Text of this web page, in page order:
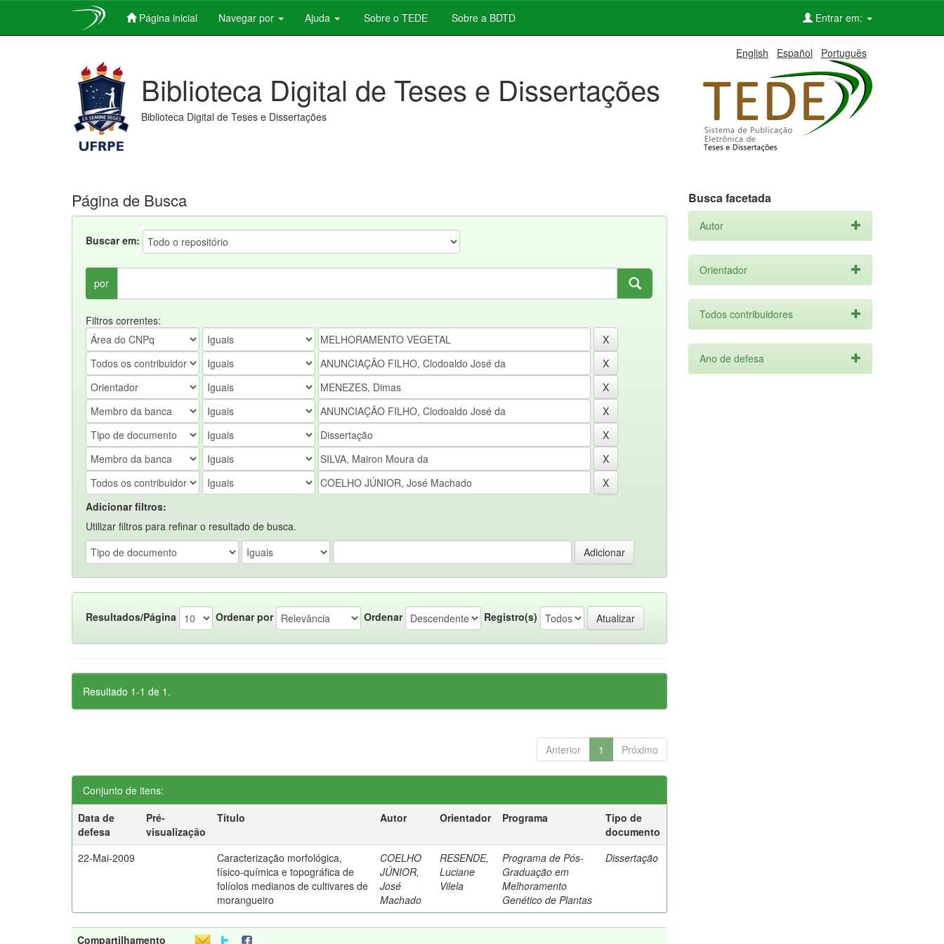
Página inicial Navegar por Ajuda Sobre o TEDE Sobre a BDTD Entrar em:
English Español Português
Biblioteca Digital de Teses e Dissertações
Biblioteca Digital de Teses e Dissertações
Página de Busca
Buscar em:
por
Filtros correntes:
Adicionar filtros:
Utilizar filtros para refinar o resultado de busca.
Resultados/Página Ordenar por Ordenar Registro(s)
Resultado 1-1 de 1.
Anterior 1 Próximo
Conjunto de itens:
Data de
defesa
Pré-
visualização
Título Autor Orientador Programa
Tipo de
documento
22-Mai-2009
Caracterização morfológica,
físico-química e topográfica de
folíolos medianos de cultivares de
morangueiro
COELHO
JÚNIOR,
José
Machado
RESENDE,
Luciane
Vilela
Programa de Pós-
Graduação em
Melhoramento
Genético de Plantas
Dissertação
Compartilhamento
Busca facetada
Autor
Orientador
Todos contribuidores
Ano de defesa